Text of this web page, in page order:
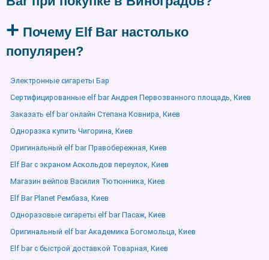
Почему Elf Bar настолько
популярен?
Электронные сигареты Бар
Сертифицированные elf bar Андрея Первозванного площадь, Киев
Заказать elf bar онлайн Степана Ковнира, Киев
Одноразка купить Чигорина, Киев
Оригинальный elf bar Правобережная, Киев
Elf Bar с экраном Аскольдов переулок, Киев
Магазин вейпов Василия Тютюнника, Киев
Elf Bar Planet Рембаза, Киев
Одноразовые сигареты elf bar Пасаж, Киев
Оригинальный elf bar Академика Богомольца, Киев
Elf bar с быстрой доставкой Товарная, Киев